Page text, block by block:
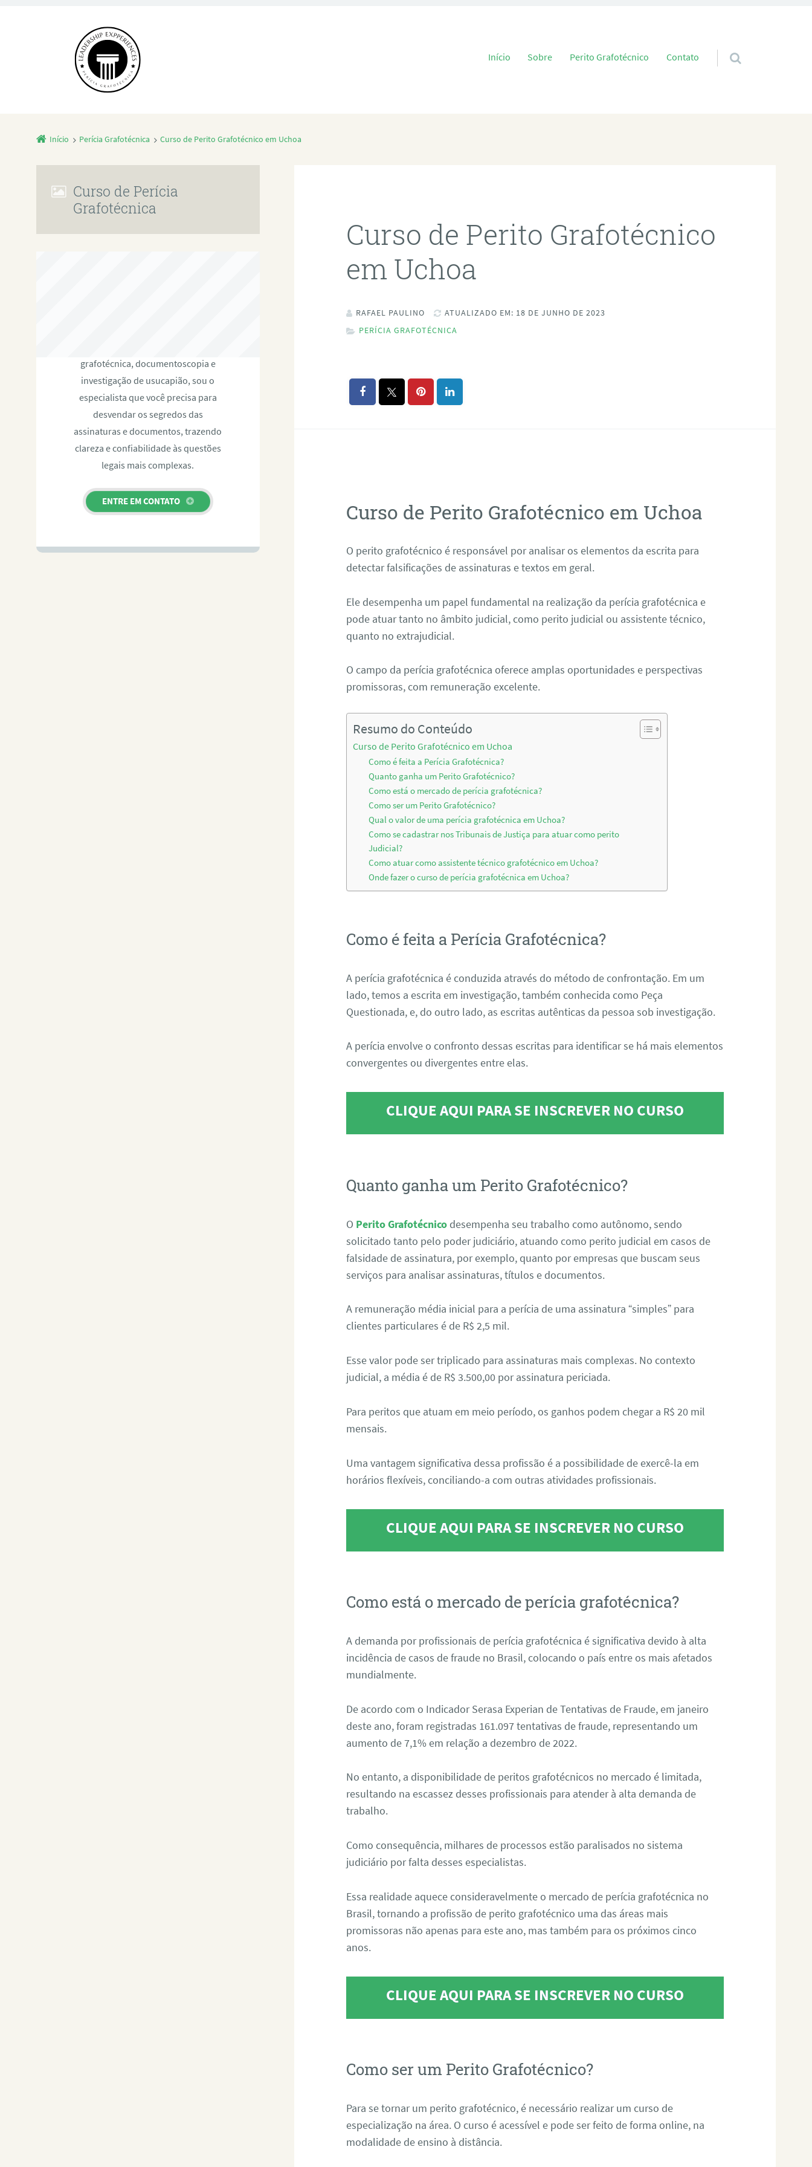
Pular para o conteúdo
Início Sobre Perito Grafotécnico Contato
Início Perícia Grafotécnica Curso de Perito Grafotécnico em Uchoa
Curso de Perito Grafotécnico
em Uchoa
RAFAEL PAULINO
ATUALIZADO EM: 18 DE JUNHO DE 2023
PERÍCIA GRAFOTÉCNICA
Curso de Perito Grafotécnico em Uchoa
O perito grafotécnico é responsável por analisar os elementos da escrita para
detectar falsificações de assinaturas e textos em geral.
Ele desempenha um papel fundamental na realização da perícia grafotécnica e
pode atuar tanto no âmbito judicial, como perito judicial ou assistente técnico,
quanto no extrajudicial.
O campo da perícia grafotécnica oferece amplas oportunidades e perspectivas
promissoras, com remuneração excelente.
Resumo do Conteúdo
Curso de Perito Grafotécnico em Uchoa
Como é feita a Perícia Grafotécnica?
Quanto ganha um Perito Grafotécnico?
Como está o mercado de perícia grafotécnica?
Como ser um Perito Grafotécnico?
Qual o valor de uma perícia grafotécnica em Uchoa?
Como se cadastrar nos Tribunais de Justiça para atuar como perito
Judicial?
Como atuar como assistente técnico grafotécnico em Uchoa?
Onde fazer o curso de perícia grafotécnica em Uchoa?
Como é feita a Perícia Grafotécnica?
A perícia grafotécnica é conduzida através do método de confrontação. Em um
lado, temos a escrita em investigação, também conhecida como Peça
Questionada, e, do outro lado, as escritas autênticas da pessoa sob investigação.
A perícia envolve o confronto dessas escritas para identificar se há mais elementos
convergentes ou divergentes entre elas.
CLIQUE AQUI PARA SE INSCREVER NO CURSO
Quanto ganha um Perito Grafotécnico?
O Perito Grafotécnico desempenha seu trabalho como autônomo, sendo
solicitado tanto pelo poder judiciário, atuando como perito judicial em casos de
falsidade de assinatura, por exemplo, quanto por empresas que buscam seus
serviços para analisar assinaturas, títulos e documentos.
A remuneração média inicial para a perícia de uma assinatura “simples” para
clientes particulares é de R$ 2,5 mil.
Esse valor pode ser triplicado para assinaturas mais complexas. No contexto
judicial, a média é de R$ 3.500,00 por assinatura periciada.
Para peritos que atuam em meio período, os ganhos podem chegar a R$ 20 mil
mensais.
Uma vantagem significativa dessa profissão é a possibilidade de exercê-la em
horários flexíveis, conciliando-a com outras atividades profissionais.
CLIQUE AQUI PARA SE INSCREVER NO CURSO
Como está o mercado de perícia grafotécnica?
A demanda por profissionais de perícia grafotécnica é significativa devido à alta
incidência de casos de fraude no Brasil, colocando o país entre os mais afetados
mundialmente.
De acordo com o Indicador Serasa Experian de Tentativas de Fraude, em janeiro
deste ano, foram registradas 161.097 tentativas de fraude, representando um
aumento de 7,1% em relação a dezembro de 2022.
No entanto, a disponibilidade de peritos grafotécnicos no mercado é limitada,
resultando na escassez desses profissionais para atender à alta demanda de
trabalho.
Como consequência, milhares de processos estão paralisados no sistema
judiciário por falta desses especialistas.
Essa realidade aquece consideravelmente o mercado de perícia grafotécnica no
Brasil, tornando a profissão de perito grafotécnico uma das áreas mais
promissoras não apenas para este ano, mas também para os próximos cinco
anos.
CLIQUE AQUI PARA SE INSCREVER NO CURSO
Como ser um Perito Grafotécnico?
Para se tornar um perito grafotécnico, é necessário realizar um curso de
especialização na área. O curso é acessível e pode ser feito de forma online, na
modalidade de ensino à distância.
Curso de Perícia
Grafotécnica
grafotécnica, documentoscopia e
investigação de usucapião, sou o
especialista que você precisa para
desvendar os segredos das
assinaturas e documentos, trazendo
clareza e confiabilidade às questões
legais mais complexas.
ENTRE EM CONTATO